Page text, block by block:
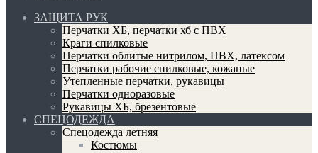
ЗАЩИТА РУК
Перчатки ХБ, перчатки хб с ПВХ
Краги спилковые
Перчатки облитые нитрилом, ПВХ, латексом
Перчатки рабочие спилковые, кожаные
Утепленные перчатки, рукавицы
Перчатки одноразовые
Рукавицы ХБ, брезентовые
СПЕЦОДЕЖДА
Спецодежда летняя
Костюмы